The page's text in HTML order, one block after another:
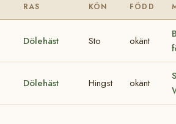
RAS KÖN FÖDD
Dölehäst Sto okänt
Dölehäst Hingst okänt